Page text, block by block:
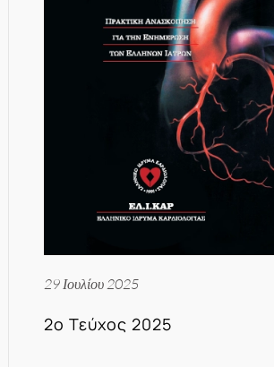
29 Ιουλίου 2025
2ο Τεύχος 2025